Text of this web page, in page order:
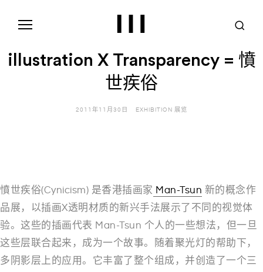
illustration X Transparency = 憤
世疾俗
2011年11月30日 EXHIBITION 展览
憤世疾俗(Cynicism) 是香港插画家 Man-Tsun 新的概念作
品展，以插画X透明材质的新兴手法展示了不同的视觉体
验。这些的插画代表 Man-Tsun 个人的一些想法，但一旦
这些层联合起来，成为一个故事。随着聚光灯的帮助下，
多阴影层上的应用。它丰富了整个组成，并创造了一个三